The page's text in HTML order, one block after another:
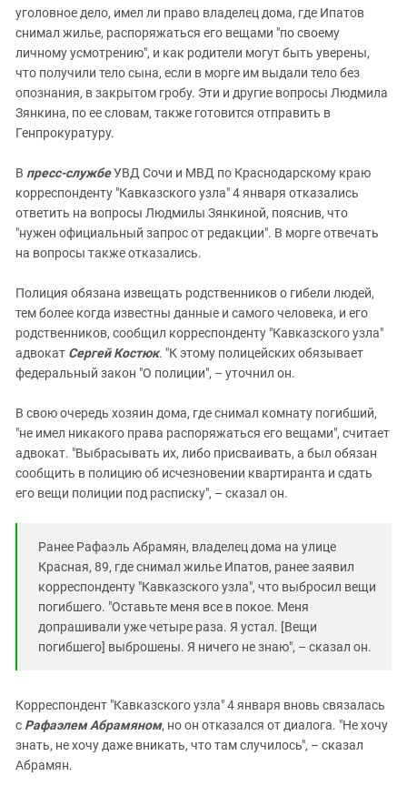
уголовное дело, имел ли право владелец дома, где Ипатов
снимал жилье, распоряжаться его вещами "по своему
личному усмотрению", и как родители могут быть уверены,
что получили тело сына, если в морге им выдали тело без
опознания, в закрытом гробу. Эти и другие вопросы Людмила
Зянкина, по ее словам, также готовится отправить в
Генпрокуратуру.
В пресс-службеУВД Сочи и МВД по Краснодарскому краю
корреспонденту "Кавказского узла" 4 января отказались
ответить на вопросы Людмилы Зянкиной, пояснив, что
"нужен официальный запрос от редакции". В морге отвечать
на вопросы также отказались.
Полиция обязана извещать родственников о гибели людей,
тем более когда известны данные и самого человека, и его
родственников, сообщил корреспонденту "Кавказского узла"
адвокат Сергей Костюк. "К этому полицейских обязывает
федеральный закон "О полиции", – уточнил он.
В свою очередь хозяин дома, где снимал комнату погибший,
"не имел никакого права распоряжаться его вещами", считает
адвокат. "Выбрасывать их, либо присваивать, а был обязан
сообщить в полицию об исчезновении квартиранта и сдать
его вещи полиции под расписку", – сказал он.
Ранее Рафаэль Абрамян, владелец дома на улице
Красная, 89, где снимал жилье Ипатов, ранее заявил
корреспонденту "Кавказского узла", что выбросил вещи
погибшего. "Оставьте меня все в покое. Меня
допрашивали уже четыре раза. Я устал. [Вещи
погибшего] выброшены. Я ничего не знаю", – сказал он.
Корреспондент "Кавказского узла" 4 января вновь связалась
с Рафаэлем Абрамяном, но он отказался от диалога. "Не хочу
знать, не хочу даже вникать, что там случилось", – сказал
Абрамян.